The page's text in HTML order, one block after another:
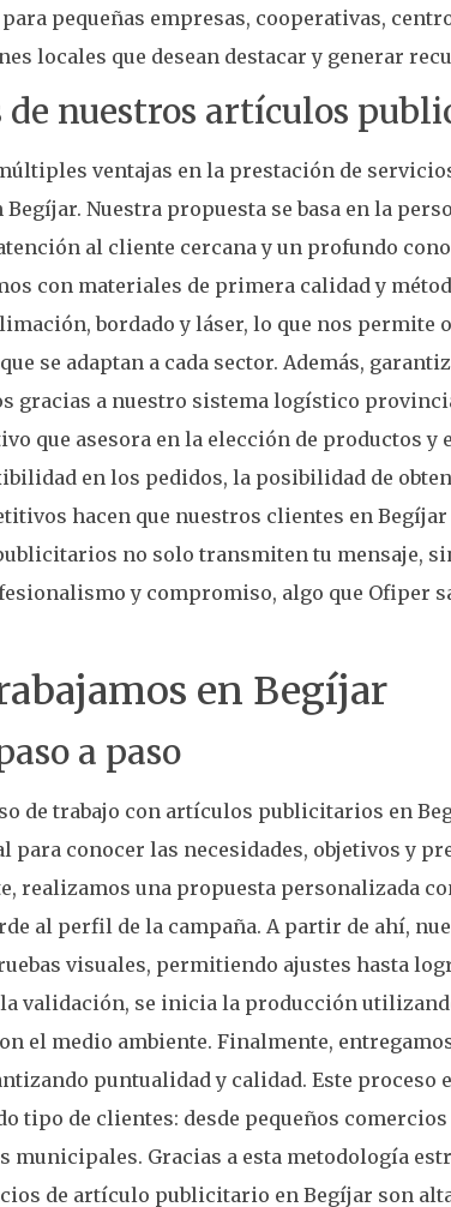
pequeñas empresas, cooperativas,
locales que desean destacar y generar
de nuestros artículos
ventajas en la prestación de
Nuestra propuesta se basa en la
al cliente cercana y un profundo
con materiales de primera calidad y
bordado y láser, lo que nos permite
se adaptan a cada sector. Además,
gracias a nuestro sistema logístico
que asesora en la elección de productos y
en los pedidos, la posibilidad de
hacen que nuestros clientes en
no solo transmiten tu mensaje,
y compromiso, algo que Ofiper
en Begíjar
a paso
de trabajo con artículos publicitarios en
para conocer las necesidades, objetivos y
realizamos una propuesta personalizada
al perfil de la campaña. A partir de ahí,
visuales, permitiendo ajustes hasta
validación, se inicia la producción
el medio ambiente. Finalmente,
puntualidad y calidad. Este proceso
tipo de clientes: desde pequeños
municipales. Gracias a esta metodología
de artículo publicitario en Begíjar son